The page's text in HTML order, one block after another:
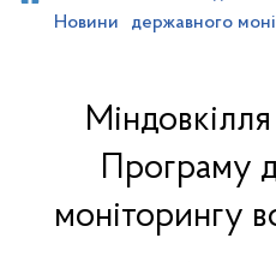
Новини
державного
Програму
моніторингу